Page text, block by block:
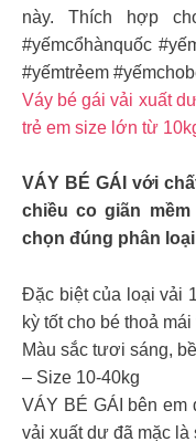
này. Thích hợp
#yếmcổhànquốc
#yếmtrẻem
Váy bé gái vải xuất
trẻ em size lớn từ
VÁY BÉ GÁI với
chiều co giãn
chọn đúng phân
Đặc biệt của loại vải
kỳ tốt cho bé thoả
Màu sắc tươi sáng,
– Size 10-40kg
VÁY BÉ GÁI bên em
vải xuất dư đã mặc là